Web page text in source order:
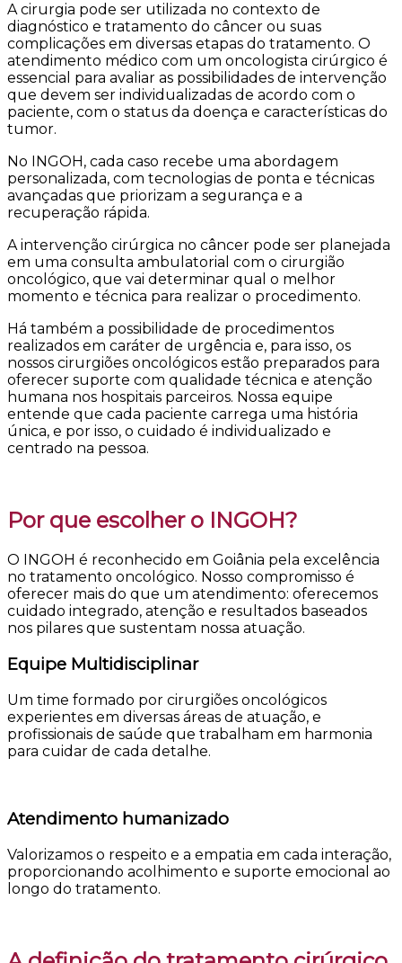
A cirurgia pode ser utilizada no contexto de
diagnóstico e tratamento do câncer ou suas
complicações em diversas etapas do tratamento. O
atendimento médico com um oncologista cirúrgico é
essencial para avaliar as possibilidades de intervenção
que devem ser individualizadas de acordo com o
paciente, com o status da doença e características do
tumor.
No INGOH, cada caso recebe uma abordagem
personalizada, com tecnologias de ponta e técnicas
avançadas que priorizam a segurança e a
recuperação rápida.
A intervenção cirúrgica no câncer pode ser planejada
em uma consulta ambulatorial com o cirurgião
oncológico, que vai determinar qual o melhor
momento e técnica para realizar o procedimento.
Há também a possibilidade de procedimentos
realizados em caráter de urgência e, para isso, os
nossos cirurgiões oncológicos estão preparados para
oferecer suporte com qualidade técnica e atenção
humana nos hospitais parceiros. Nossa equipe
entende que cada paciente carrega uma história
única, e por isso, o cuidado é individualizado e
centrado na pessoa.
Por que escolher o INGOH?
O INGOH é reconhecido em Goiânia pela excelência
no tratamento oncológico. Nosso compromisso é
oferecer mais do que um atendimento: oferecemos
cuidado integrado, atenção e resultados baseados
nos pilares que sustentam nossa atuação.
Equipe Multidisciplinar
Um time formado por cirurgiões oncológicos
experientes em diversas áreas de atuação, e
profissionais de saúde que trabalham em harmonia
para cuidar de cada detalhe.
Atendimento humanizado
Valorizamos o respeito e a empatia em cada interação,
proporcionando acolhimento e suporte emocional ao
longo do tratamento.